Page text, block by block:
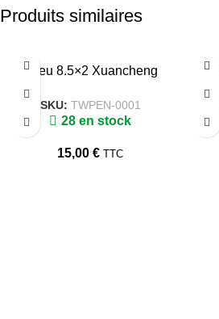
Produits similaires
Pneu 8.5×2 Xuancheng
SKU: TWPEN-0001
28 en stock
15,00 € TTC